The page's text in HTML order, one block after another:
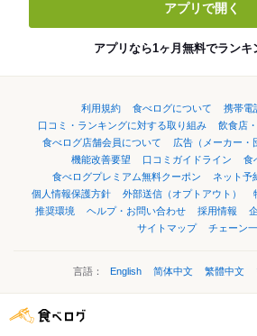
アプリで開く
アプリなら1ヶ月無料でランキ
利用規約 食べログについて
携帯電
口コミ・ランキングに対する取り組み
飲食店
食べログ店舗会員について
広告（メーカー・
機能改善要望
口コミガイドライン
食
食べログプレミアム無料クーポン
ネット予
個人情報保護方針
外部送信（オプトアウト）
推奨環境
ヘルプ・お問い合わせ 採用情報
サイトマップ
チェーン
言語： English 简体中文 繁體中文